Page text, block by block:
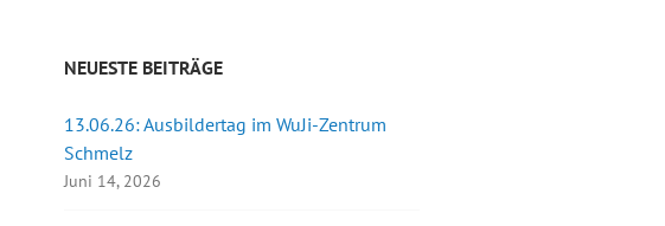
NEUESTE BEITRÄGE
13.06.26: Ausbildertag im WuJi-Zentrum
Schmelz
Juni 14, 2026